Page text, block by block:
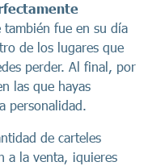
fue en su día
de los lugares que
perder. Al final, por
las que hayas
personalidad.
de carteles
a la venta, ¡quieres